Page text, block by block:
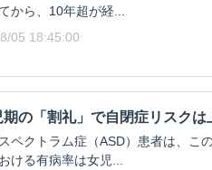
から、10年超が経...
05 18:45:00
期の「割礼」で自閉症リスクは
ペクトラム症（ASD）患者は、こ
ける有病率は女児...